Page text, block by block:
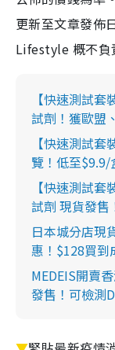
更新至文章發佈
Lifestyle 概不負
【快速測試
試劑！獲歐盟
【快速測試
覽！低至
【快速測試
試劑 現貨發售
日本城分店現
惠！$128買到
MEDEIS開賣
發售！可檢測